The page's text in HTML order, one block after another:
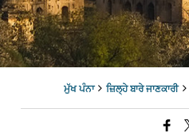
ਮੁੱਖ ਪੰਨਾ ਜ਼ਿਲ੍ਹੇ ਬਾਰੇ ਜਾਣਕਾਰੀ